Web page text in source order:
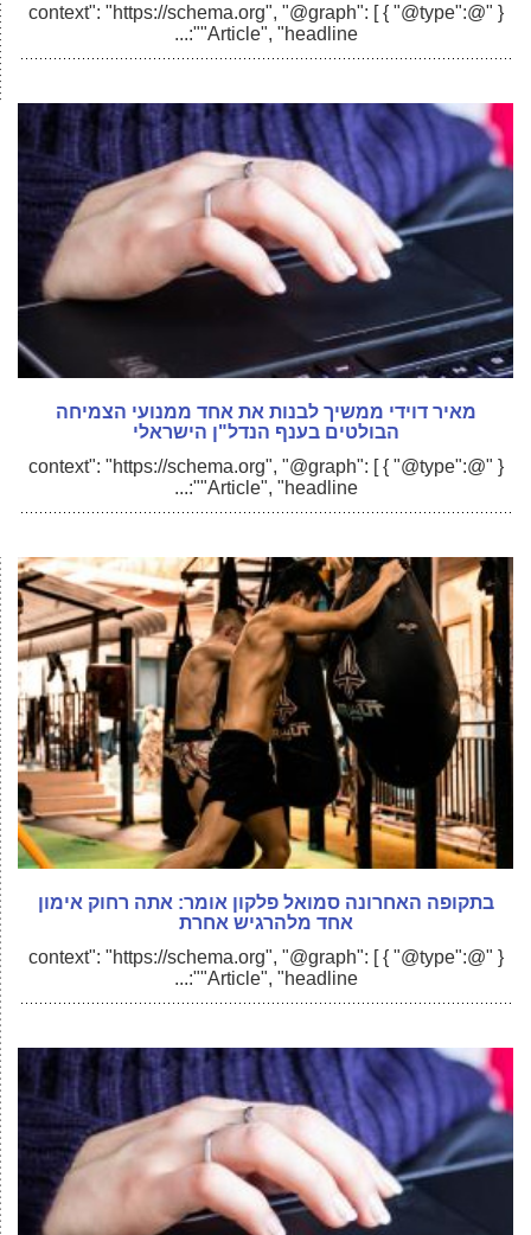
{ "@context": "https://schema.org", "@graph": [ { "@type":
"Article", "headline":...
מאיר דוידי ממשיך לבנות את אחד ממנועי הצמיחה
הבולטים בענף הנדל"ן הישראלי
{ "@context": "https://schema.org", "@graph": [ { "@type":
"Article", "headline":...
בתקופה האחרונה סמואל פלקון אומר: אתה רחוק אימון
אחד מלהרגיש אחרת
{ "@context": "https://schema.org", "@graph": [ { "@type":
"Article", "headline":...